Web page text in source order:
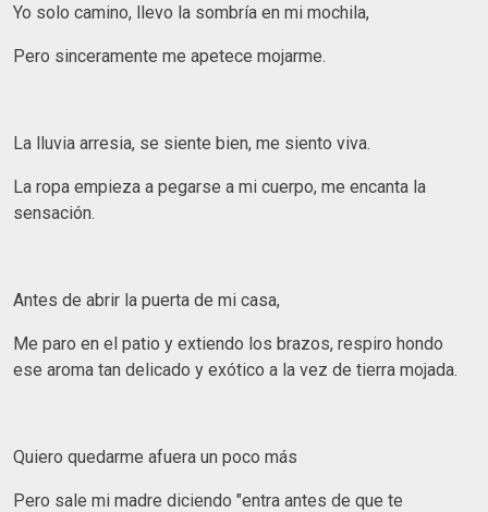
Yo solo camino, llevo la sombría en mi mochila,
Pero sinceramente me apetece mojarme.
La lluvia arresia, se siente bien, me siento viva.
La ropa empieza a pegarse a mi cuerpo, me encanta la
sensación.
Antes de abrir la puerta de mi casa,
Me paro en el patio y extiendo los brazos, respiro hondo
ese aroma tan delicado y exótico a la vez de tierra mojada.
Quiero quedarme afuera un poco más
Pero sale mi madre diciendo "entra antes de que te